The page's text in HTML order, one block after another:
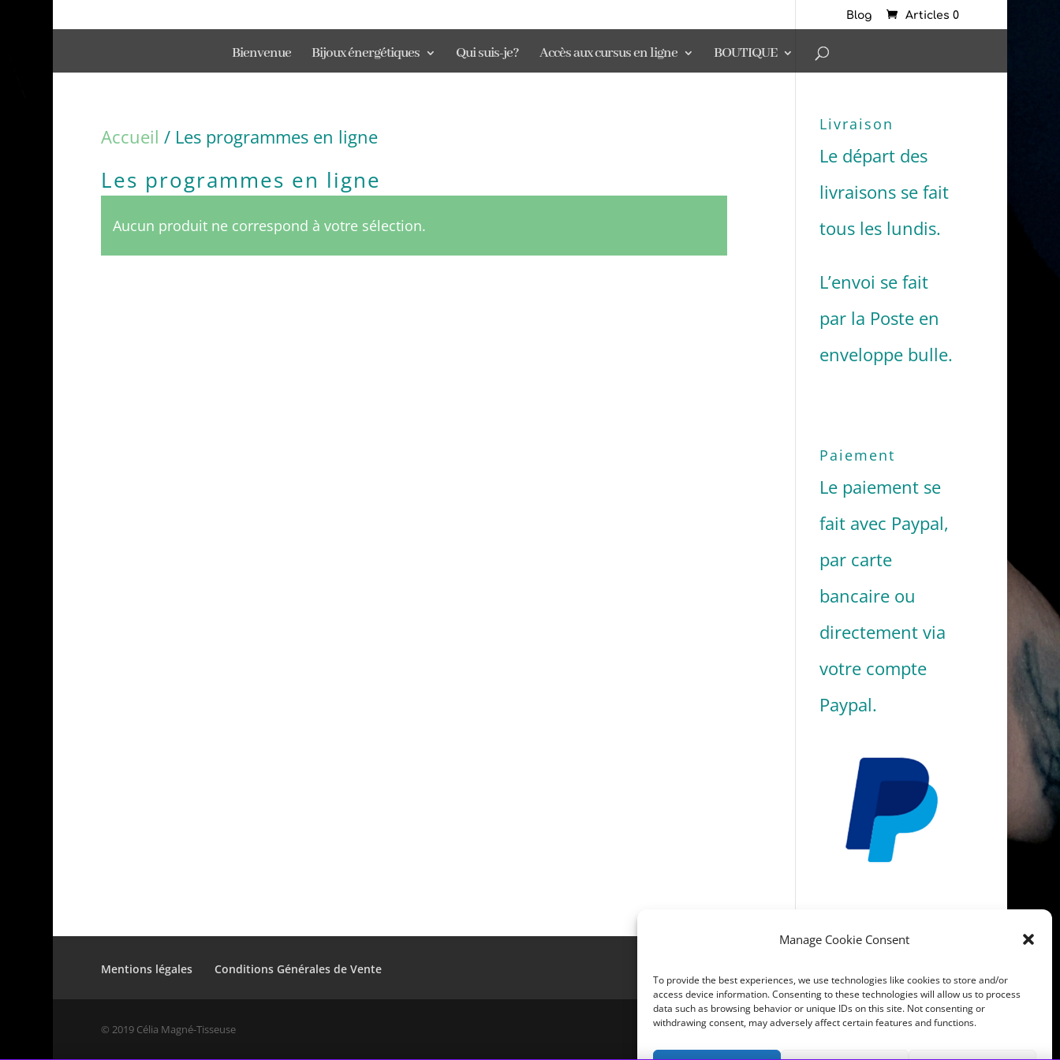
Manage Cookie Consent
To provide the best experiences, we use technologies like cookies to store and/or
access device information. Consenting to these technologies will allow us to process
data such as browsing behavior or unique IDs on this site. Not consenting or
withdrawing consent, may adversely affect certain features and functions.
Blog Articles 0
Bienvenue Bijoux énergétiques Qui suis-je? Accès aux cursus en ligne BOUTIQUE
Accueil / Les programmes en ligne
Les programmes en ligne
Aucun produit ne correspond à votre sélection.
Livraison
Le départ des
livraisons se fait
tous les lundis.
L’envoi se fait
par la Poste en
enveloppe bulle.
Paiement
Le paiement se
fait avec Paypal,
par carte
bancaire ou
directement via
votre compte
Paypal.
Mentions légales Conditions Générales de Vente
© 2019 Célia Magné-Tisseuse